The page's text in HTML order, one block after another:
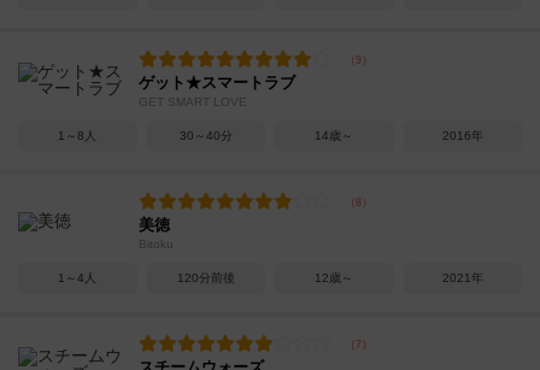
ゲット★スマートラブ
GET SMART LOVE
1～8人 30～40分 14歳～ 2016年
美徳
Bitoku
1～4人 120分前後 12歳～ 2021年